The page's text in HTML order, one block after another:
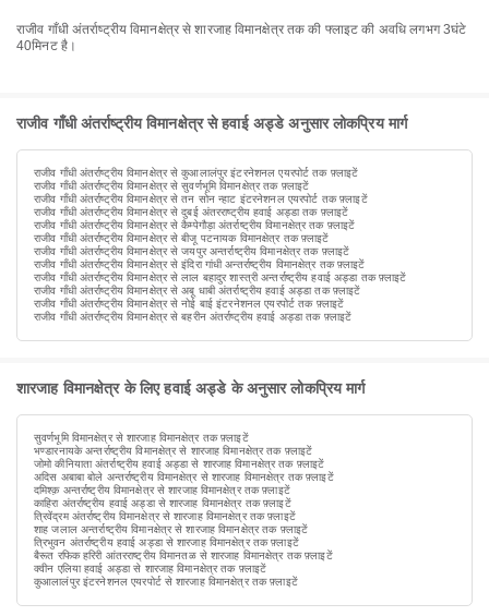
राजीव गाँधी अंतर्राष्ट्रीय विमानक्षेत्र से शारजाह विमानक्षेत्र तक की फ्लाइट की अवधि लगभग 3घंटे
40मिनट है।
राजीव गाँधी अंतर्राष्ट्रीय विमानक्षेत्र से हवाई अड्डे अनुसार लोकप्रिय मार्ग
राजीव गाँधी अंतर्राष्ट्रीय विमानक्षेत्र से कुआलालंपुर इंटरनेशनल एयरपोर्ट तक फ़्लाइटें
राजीव गाँधी अंतर्राष्ट्रीय विमानक्षेत्र से सुवर्णभूमि विमानक्षेत्र तक फ़्लाइटें
राजीव गाँधी अंतर्राष्ट्रीय विमानक्षेत्र से तन सोन न्हाट इंटरनेशनल एयरपोर्ट तक फ़्लाइटें
राजीव गाँधी अंतर्राष्ट्रीय विमानक्षेत्र से दुबई अंतरराष्ट्रीय हवाई अड्डा तक फ़्लाइटें
राजीव गाँधी अंतर्राष्ट्रीय विमानक्षेत्र से कैम्पेगौड़ा अंतर्राष्ट्रीय विमानक्षेत्र तक फ़्लाइटें
राजीव गाँधी अंतर्राष्ट्रीय विमानक्षेत्र से बीजू पटनायक विमानक्षेत्र तक फ़्लाइटें
राजीव गाँधी अंतर्राष्ट्रीय विमानक्षेत्र से जयपुर अन्तर्राष्ट्रीय विमानक्षेत्र तक फ़्लाइटें
राजीव गाँधी अंतर्राष्ट्रीय विमानक्षेत्र से इंदिरा गांधी अन्तर्राष्ट्रीय विमानक्षेत्र तक फ़्लाइटें
राजीव गाँधी अंतर्राष्ट्रीय विमानक्षेत्र से लाल बहादुर शास्त्री अन्तर्राष्ट्रीय हवाई अड्डा तक फ़्लाइटें
राजीव गाँधी अंतर्राष्ट्रीय विमानक्षेत्र से अबू धाबी अंतर्राष्ट्रीय हवाई अड्डा तक फ़्लाइटें
राजीव गाँधी अंतर्राष्ट्रीय विमानक्षेत्र से नोई बाई इंटरनेशनल एयरपोर्ट तक फ़्लाइटें
राजीव गाँधी अंतर्राष्ट्रीय विमानक्षेत्र से बहरीन अंतर्राष्ट्रीय हवाई अड्डा तक फ़्लाइटें
शारजाह विमानक्षेत्र के लिए हवाई अड्डे के अनुसार लोकप्रिय मार्ग
सुवर्णभूमि विमानक्षेत्र से शारजाह विमानक्षेत्र तक फ़्लाइटें
भण्डारनायके अन्तर्राष्ट्रीय विमानक्षेत्र से शारजाह विमानक्षेत्र तक फ़्लाइटें
जोमो कीनियाता अंतर्राष्ट्रीय हवाई अड्डा से शारजाह विमानक्षेत्र तक फ़्लाइटें
अदिस अबाबा बोले अन्तर्राष्ट्रीय विमानक्षेत्र से शारजाह विमानक्षेत्र तक फ़्लाइटें
दमिश्क़ अन्तर्राष्ट्रीय विमानक्षेत्र से शारजाह विमानक्षेत्र तक फ़्लाइटें
काहिरा अंतर्राष्ट्रीय हवाई अड्डा से शारजाह विमानक्षेत्र तक फ़्लाइटें
त्रिवेंद्रम अंतर्राष्ट्रीय विमानक्षेत्र से शारजाह विमानक्षेत्र तक फ़्लाइटें
शाह जलाल अन्तर्राष्ट्रीय विमानक्षेत्र से शारजाह विमानक्षेत्र तक फ़्लाइटें
त्रिभुवन अंतर्राष्ट्रीय हवाई अड्डा से शारजाह विमानक्षेत्र तक फ़्लाइटें
बैरूत रफिक हरिरी आंतरराष्ट्रीय विमानतळ से शारजाह विमानक्षेत्र तक फ़्लाइटें
क्वीन एलिया हवाई अड्डा से शारजाह विमानक्षेत्र तक फ़्लाइटें
कुआलालंपुर इंटरनेशनल एयरपोर्ट से शारजाह विमानक्षेत्र तक फ़्लाइटें